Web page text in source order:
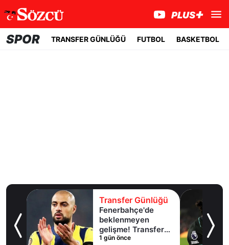
SPOR TRANSFER GÜNLÜĞÜ FUTBOL BASKETBOL
Transfer Günlüğü
Beşiktaş Uruguaylı
forveti kiralama
konusunda Al Hilal
ile anlaştı! Adım
1 gün önce